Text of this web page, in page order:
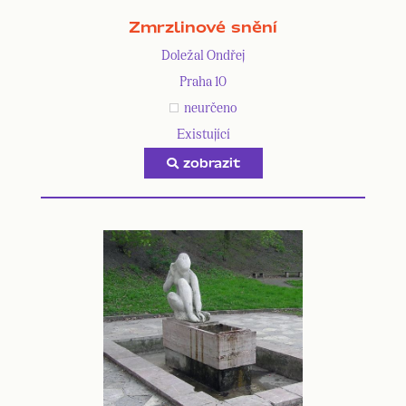
Zmrzlinové snění
Doležal Ondřej
Praha 10
neurčeno
Existující
zobrazit